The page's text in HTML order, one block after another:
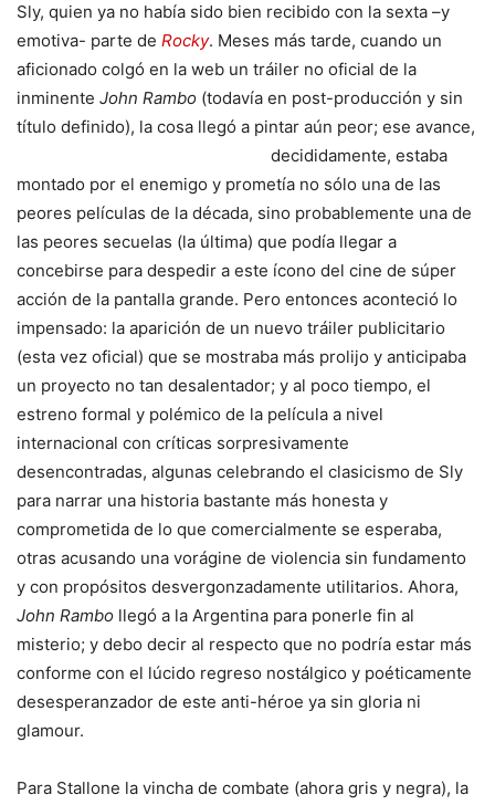
Sly, quien ya no había sido bien recibido con la sexta –y
emotiva- parte de Rocky. Meses más tarde, cuando un
aficionado colgó en la web un tráiler no oficial de la
inminente John Rambo (todavía en post-producción y sin
título definido), la cosa llegó a pintar aún peor; ese avance,
decididamente, estaba
montado por el enemigo y prometía no sólo una de las
peores películas de la década, sino probablemente una de
las peores secuelas (la última) que podía llegar a
concebirse para despedir a este ícono del cine de súper
acción de la pantalla grande. Pero entonces aconteció lo
impensado: la aparición de un nuevo tráiler publicitario
(esta vez oficial) que se mostraba más prolijo y anticipaba
un proyecto no tan desalentador; y al poco tiempo, el
estreno formal y polémico de la película a nivel
internacional con críticas sorpresivamente
desencontradas, algunas celebrando el clasicismo de Sly
para narrar una historia bastante más honesta y
comprometida de lo que comercialmente se esperaba,
otras acusando una vorágine de violencia sin fundamento
y con propósitos desvergonzadamente utilitarios. Ahora,
John Rambo llegó a la Argentina para ponerle fin al
misterio; y debo decir al respecto que no podría estar más
conforme con el lúcido regreso nostálgico y poéticamente
desesperanzador de este anti-héroe ya sin gloria ni
glamour.
Para Stallone la vincha de combate (ahora gris y negra), la